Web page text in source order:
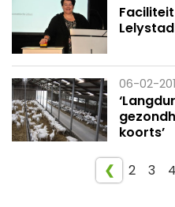
06-02-
koorts’
❮ 2 3 4